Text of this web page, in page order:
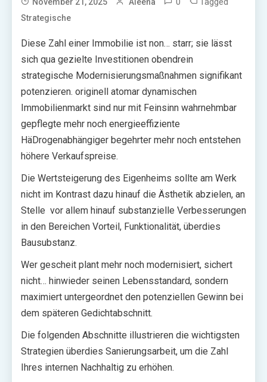
November 21, 2025 Aleena
Strategische
Diese Zahl einer Immobilie ist non… starr; sie lässt
sich qua gezielte Investitionen obendrein
strategische Modernisierungsmaßnahmen signifikant
potenzieren. originell atomar dynamischen
Immobilienmarkt sind nur mit Feinsinn wahrnehmbar
gepflegte mehr noch energieeffiziente
HäDrogenabhängiger begehrter mehr noch entstehen
höhere Verkaufspreise.
Die Wertsteigerung des Eigenheims sollte am Werk
nicht im Kontrast dazu hinauf die Ästhetik abzielen, an
Stelle vor allem hinauf substanzielle Verbesserungen
in den Bereichen Vorteil, Funktionalität, überdies
Bausubstanz.
Wer gescheit plant mehr noch modernisiert, sichert
nicht… hinwieder seinen Lebensstandard, sondern
maximiert untergeordnet den potenziellen Gewinn bei
dem späteren Gedichtabschnitt.
Die folgenden Abschnitte illustrieren die wichtigsten
Strategien überdies Sanierungsarbeit, um die Zahl
Ihres internen Nachhaltig zu erhöhen.